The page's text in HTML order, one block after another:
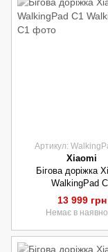
Артикул:
Xiaomi
Бігова доріжка
WalkingPad
13 999 грн
Немає в